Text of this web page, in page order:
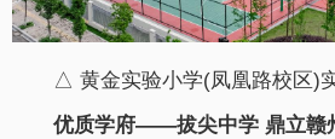
△ 黄金实验小学(凤凰路校区)
优质学府——拔尖中学 鼎立赣